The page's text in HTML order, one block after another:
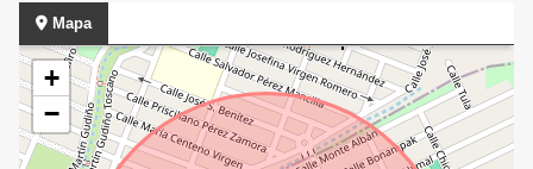
Mapa
+
−